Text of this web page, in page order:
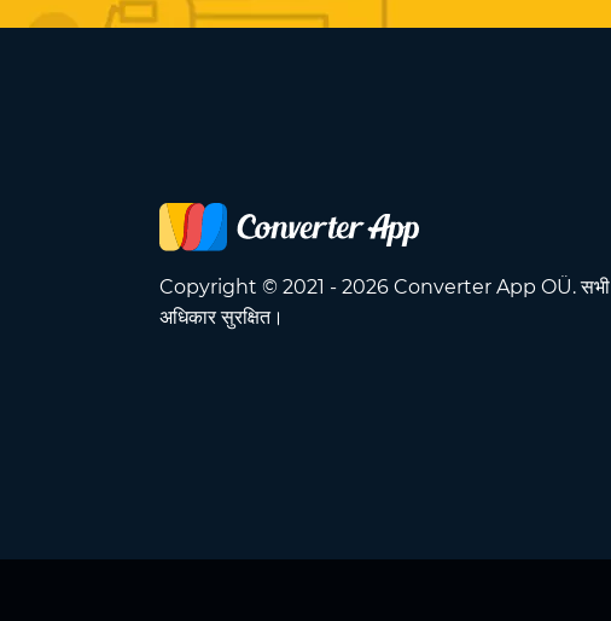
Copyright © 2021 - 2026 Converter App OÜ. सभी
अधिकार सुरक्षित।